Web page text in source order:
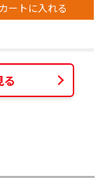
カートに入れる
る